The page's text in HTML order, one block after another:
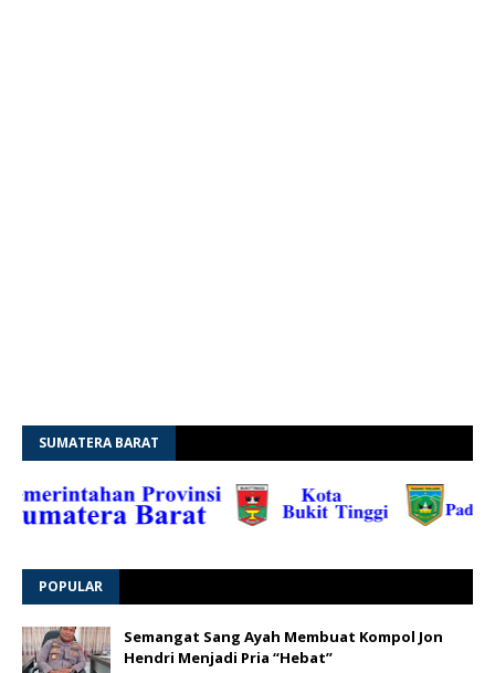
SUMATERA BARAT
POPULAR
Semangat Sang Ayah Membuat Kompol Jon
Hendri Menjadi Pria “Hebat”